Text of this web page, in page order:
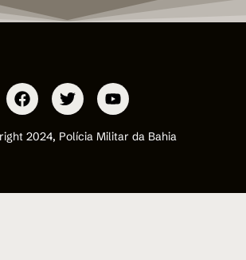
2024, Polícia Militar da Bahia